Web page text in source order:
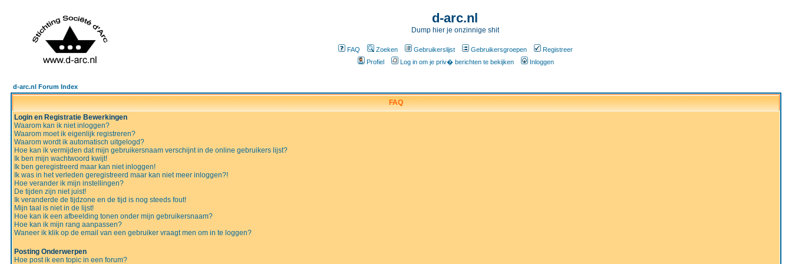
d-arc.nl
Dump hier je onzinnige shit
FAQ Zoeken Gebruikerslijst Gebruikersgroepen
Registreer
Profiel
Log in om je priv� berichten te bekijken Inloggen
d-arc.nl Forum Index
FAQ
Login en Registratie Bewerkingen
Waarom kan ik niet inloggen?
Waarom moet ik eigenlijk registreren?
Waarom wordt ik automatisch uitgelogd?
Hoe kan ik vermijden dat mijn gebruikersnaam verschijnt in de online gebruikers lijst?
Ik ben mijn wachtwoord kwijt!
Ik ben geregistreerd maar kan niet inloggen!
Ik was in het verleden geregistreerd maar kan niet meer inloggen?!
Hoe verander ik mijn instellingen?
De tijden zijn niet juist!
Ik veranderde de tijdzone en de tijd is nog steeds fout!
Mijn taal is niet in de lijst!
Hoe kan ik een afbeelding tonen onder mijn gebruikersnaam?
Hoe kan ik mijn rang aanpassen?
Waneer ik klik op de email van een gebruiker vraagt men om in te loggen?
Posting Onderwerpen
Hoe post ik een topic in een forum?